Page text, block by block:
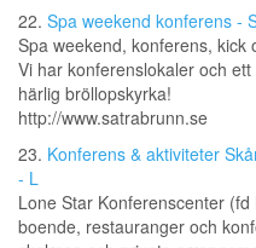
22. Spa weekend konferens -
Spa weekend, konferens, kick
Vi har konferenslokaler och
härlig bröllopskyrka!
http://www.satrabrunn.se
23. Konferens & aktiviteter
- L
Lone Star Konferenscenter
boende, restauranger och